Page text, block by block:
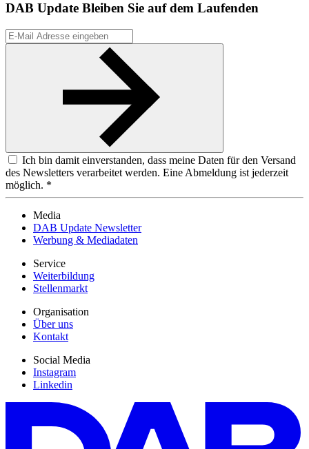
DAB Update Bleiben Sie auf dem Laufenden
Ich bin damit einverstanden, dass meine Daten für den Versand
des Newsletters verarbeitet werden. Eine Abmeldung ist jederzeit
möglich. *
Media
DAB Update Newsletter
Werbung & Mediadaten
Service
Weiterbildung
Stellenmarkt
Organisation
Über uns
Kontakt
Social Media
Instagram
Linkedin